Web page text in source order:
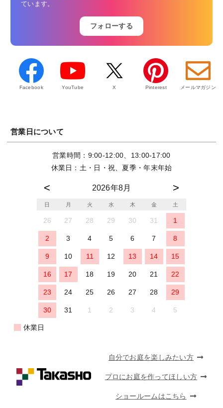
ています。
フォローする
Facebook YouTube X Pinterest メールマガジン
営業日について
営業時間：9:00-12:00、13:00-17:00
休業日：土・日・祝、夏季・年末年始
2026年8月
日 月 火 水 木 金 土
26 27 28 29 30 31 1
2 3 4 5 6 7 8
9 10 11 12 13 14 15
16 17 18 19 20 21 22
23 24 25 26 27 28 29
30 31 1 2 3 4 5
休業日
自分でお庭を楽しみたい方
プロにお庭を作ってほしい方
ショールームはこちら